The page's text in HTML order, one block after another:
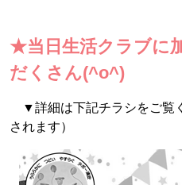
★当日生活クラブに
だくさん(^o^)
▼詳細は下記チラシをご覧
されます）